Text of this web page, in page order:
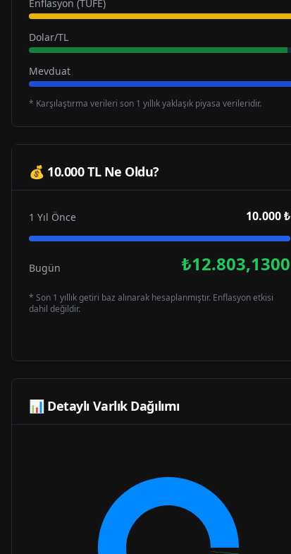
Enflasyon (TÜFE)
Dolar/TL
Mevduat
* Karşılaştırma verileri son 1 yıllık yaklaşık piyasa verileridir.
💰 10.000 TL Ne Oldu?
1 Yıl Önce 10.000 ₺
Bugün ₺12.803,1300
* Son 1 yıllık getiri baz alınarak hesaplanmıştır. Enflasyon etkisi
dahil değildir.
📊 Detaylı Varlık Dağılımı